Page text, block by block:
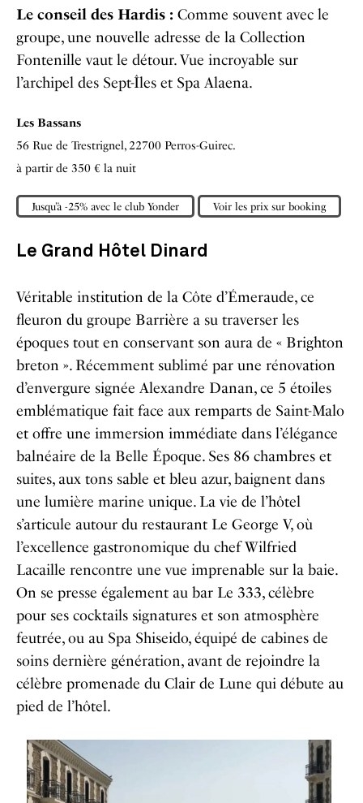
Le conseil des Hardis : Comme souvent avec le
groupe, une nouvelle adresse de la Collection
Fontenille vaut le détour. Vue incroyable sur
l’archipel des Sept-Îles et Spa Alaena.
Les Bassans
56 Rue de Trestrignel, 22700 Perros-Guirec.
à partir de 350 € la nuit
Jusqu’à -25% avec le club Yonder Voir les prix sur booking
Le Grand Hôtel Dinard
Véritable institution de la Côte d’Émeraude, ce
fleuron du groupe Barrière a su traverser les
époques tout en conservant son aura de « Brighton
breton ». Récemment sublimé par une rénovation
d’envergure signée Alexandre Danan, ce 5 étoiles
emblématique fait face aux remparts de Saint-Malo
et offre une immersion immédiate dans l’élégance
balnéaire de la Belle Époque. Ses 86 chambres et
suites, aux tons sable et bleu azur, baignent dans
une lumière marine unique. La vie de l’hôtel
s’articule autour du restaurant Le George V, où
l’excellence gastronomique du chef Wilfried
Lacaille rencontre une vue imprenable sur la baie.
On se presse également au bar Le 333, célèbre
pour ses cocktails signatures et son atmosphère
feutrée, ou au Spa Shiseido, équipé de cabines de
soins dernière génération, avant de rejoindre la
célèbre promenade du Clair de Lune qui débute au
pied de l’hôtel.